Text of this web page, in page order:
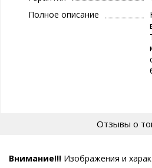
Полное описание
Отзывы о
Внимание!!! Изображения и